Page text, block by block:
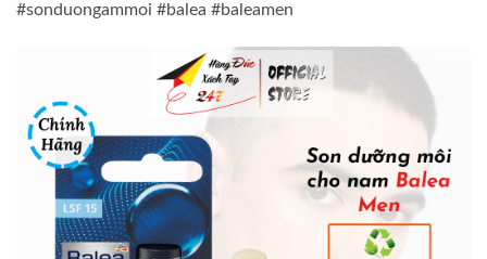
#sonduongammoi #balea #baleamen